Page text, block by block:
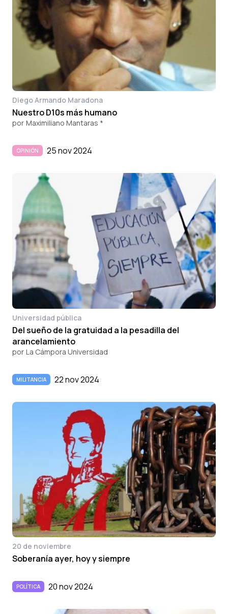
Diego Armando Maradona
Nuestro D10s más humano
por Maximiliano Mantaras *
OPINIÓN 25 nov 2024
Universidad pública
Del sueño de la gratuidad a la pesadilla del
arancelamiento
por La Cámpora Universidad
MILITANCIA 22 nov 2024
20 de noviembre
Soberanía ayer, hoy y siempre
POLÍTICA 20 nov 2024